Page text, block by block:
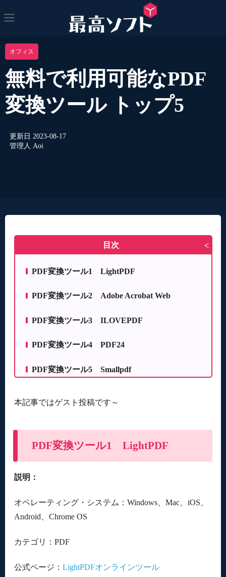
オフィス
無料で利用可能なPDF
変換ツール トップ5
更新日 2023-08-17
管理人 Aoi
目次 >
PDF変換ツール1 LightPDF
PDF変換ツール2 Adobe Acrobat Web
PDF変換ツール3 ILOVEPDF
PDF変換ツール4 PDF24
PDF変換ツール5 Smallpdf
本記事ではゲスト投稿です～
PDF変換ツール1 LightPDF
説明：
オペレーティング・システム：Windows、Mac、iOS、
Android、Chrome OS
カテゴリ：PDF
公式ページ： LightPDFオンラインツール